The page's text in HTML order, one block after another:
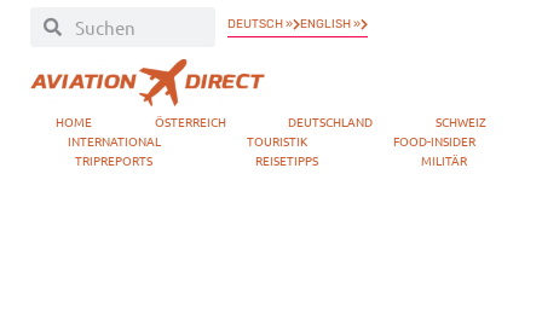
DEUTSCH » ENGLISH »
HOME ÖSTERREICH DEUTSCHLAND
SCHWEIZ
INTERNATIONAL
TOURISTIK
FOOD-INSIDER
TRIPREPORTS
REISETIPPS MILITÄR